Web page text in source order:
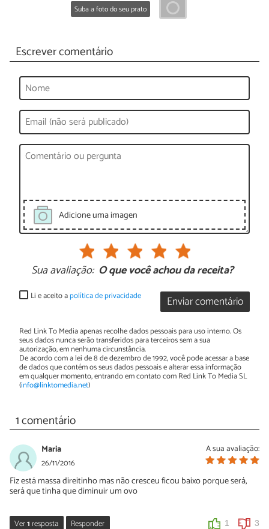
Suba a foto do seu prato
Escrever comentário
Adicione uma imagen
Sua avaliação: O que você achou da receita?
Enviar comentário
Li e aceito apolítica de privacidade
Red Link To Media apenas recolhe dados pessoais para uso interno. Os
seus dados nunca serão transferidos para terceiros sem a sua
autorização, em nenhuma circunstância.
De acordo com a lei de 8 de dezembro de 1992, você pode acessar a base
de dados que contém os seus dados pessoais e alterar essa informação
em qualquer momento, entrando em contato com Red Link To Media SL
(info@linktomedia.net)
1 comentário
A sua avaliação:
Maria
26/11/2016
Fiz está massa direitinho mas não cresceu ficou baixo porque será,
será que tinha que diminuir um ovo
Ver1resposta Responder 1 3